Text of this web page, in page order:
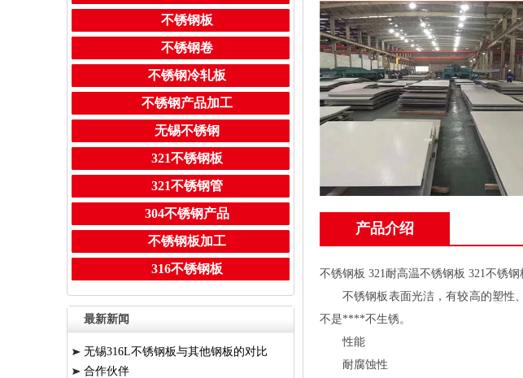
产品介绍
不锈钢板321耐高温不锈钢板321不锈钢
不锈钢板表面光洁，有较高的塑性
不是****不生锈。
性能
耐腐蚀性
不锈钢板
不锈钢卷
不锈钢冷轧板
不锈钢产品加工
无锡不锈钢
321不锈钢板
321不锈钢管
304不锈钢产品
不锈钢板加工
316不锈钢板
最新新闻
无锡316L不锈钢板与其他钢板的对比
合作伙伴